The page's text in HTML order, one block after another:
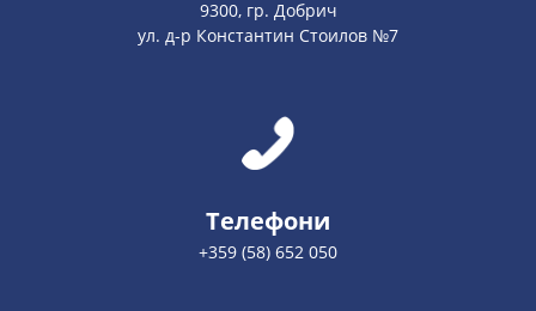
9300, гр. Добрич
ул. д-р Константин Стоилов №7
Телефони
+359 (58) 652 050